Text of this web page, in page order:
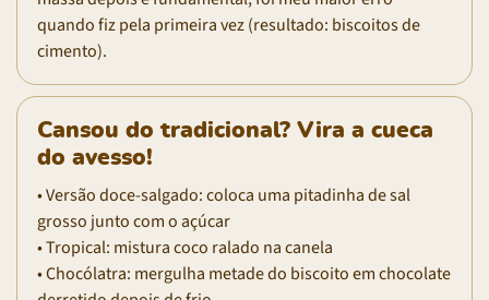
quando fiz pela primeira vez (resultado: biscoitos de
cimento).
Cansou do tradicional? Vira a cueca
do avesso!
• Versão doce-salgado: coloca uma pitadinha de sal
grosso junto com o açúcar
• Tropical: mistura coco ralado na canela
• Chocólatra: mergulha metade do biscoito em chocolate